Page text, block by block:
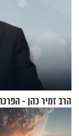
הרב זמיר כהן -